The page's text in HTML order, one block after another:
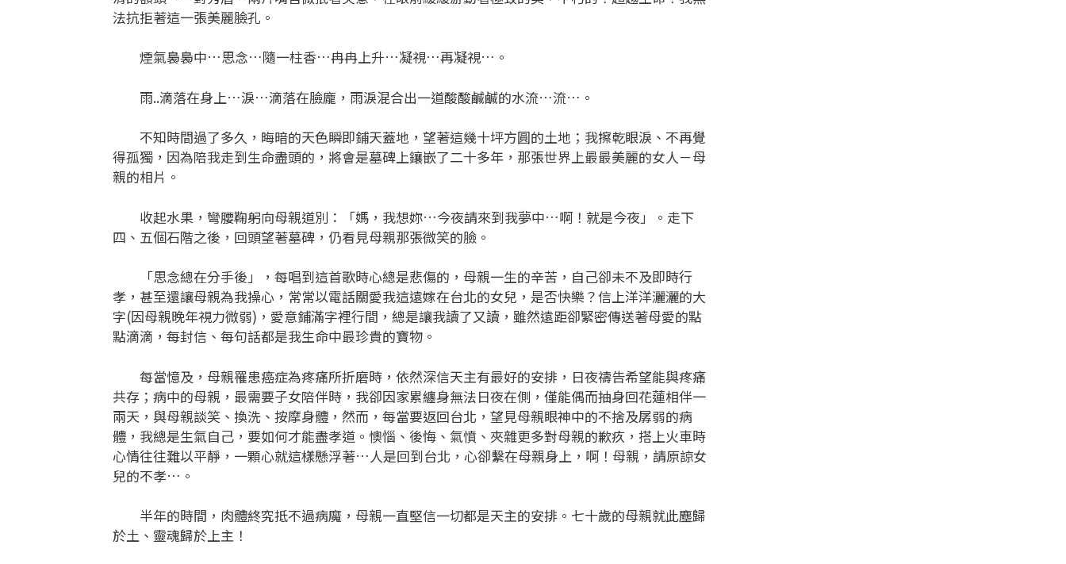
法抗拒著這一張美麗臉孔。
煙氣裊裊中…思念…隨一柱香…冉冉上升…凝視…再凝視…。
雨..滴落在身上…淚…滴落在臉龐，雨淚混合出一道酸酸鹹鹹的水流…流…。
不知時間過了多久，晦暗的天色瞬即鋪天蓋地，望著這幾十坪方圓的土地；我擦乾眼淚、不再覺
得孤獨，因為陪我走到生命盡頭的，將會是墓碑上鑲嵌了二十多年，那張世界上最最美麗的女人－母
親的相片。
收起水果，彎腰鞠躬向母親道別：「媽，我想妳…今夜請來到我夢中…啊！就是今夜」。走下
四、五個石階之後，回頭望著墓碑，仍看見母親那張微笑的臉。
「思念總在分手後」，每唱到這首歌時心總是悲傷的，母親一生的辛苦，自己卻未不及即時行
孝，甚至還讓母親為我操心，常常以電話關愛我這遠嫁在台北的女兒，是否快樂？信上洋洋灑灑的大
字(因母親晚年視力微弱)，愛意鋪滿字裡行間，總是讓我讀了又讀，雖然遠距卻緊密傳送著母愛的點
點滴滴，每封信、每句話都是我生命中最珍貴的寶物。
每當憶及，母親罹患癌症為疼痛所折磨時，依然深信天主有最好的安排，日夜禱告希望能與疼痛
共存；病中的母親，最需要子女陪伴時，我卻因家累纏身無法日夜在側，僅能偶而抽身回花蓮相伴一
兩天，與母親談笑、換洗、按摩身體，然而，每當要返回台北，望見母親眼神中的不捨及孱弱的病
體，我總是生氣自己，要如何才能盡孝道。懊惱、後悔、氣憤、夾雜更多對母親的歉疚，搭上火車時
心情往往難以平靜，一顆心就這樣懸浮著…人是回到台北，心卻繫在母親身上，啊！母親，請原諒女
兒的不孝…。
半年的時間，肉體終究抵不過病魔，母親一直堅信一切都是天主的安排。七十歲的母親就此塵歸
於土、靈魂歸於上主！